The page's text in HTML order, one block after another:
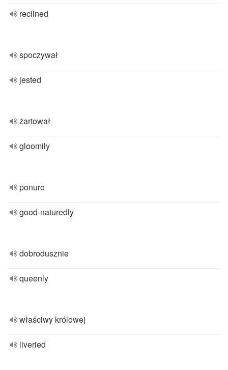
reclined
spoczywał
jested
żartował
gloomily
ponuro
good-naturedly
dobrodusznie
queenly
właściwy królowej
liveried